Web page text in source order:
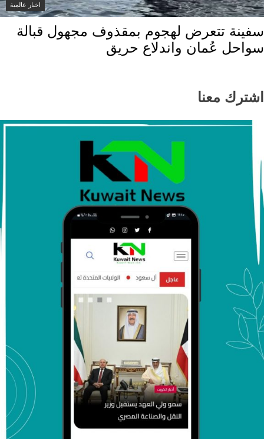
اخبار عالمية
سفينة تتعرض لهجوم بمقذوف مجهول قبالة
سواحل عُمان واندلاع حريق
اشترك معنا